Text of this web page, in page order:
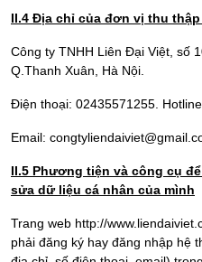
II.4 Địa chỉ của đơn vị thu
Công ty TNHH Liên Đại Việt, số
Q.Thanh Xuân, Hà Nội.
Điện thoại: 02435571255.
Email:
II.5 Phương tiện và công cụ
sửa dữ liệu cá nhân của mình
Trang web http://
phải đăng ký hay đăng nhập hệ